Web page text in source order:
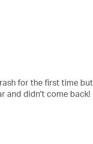
for the first time
and didn't come back!